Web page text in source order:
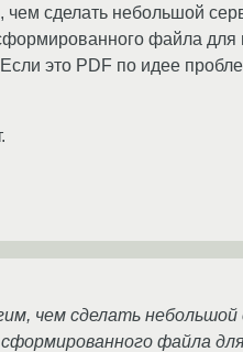
сделать небольшой
файла для
это PDF по идее
чем сделать
файла